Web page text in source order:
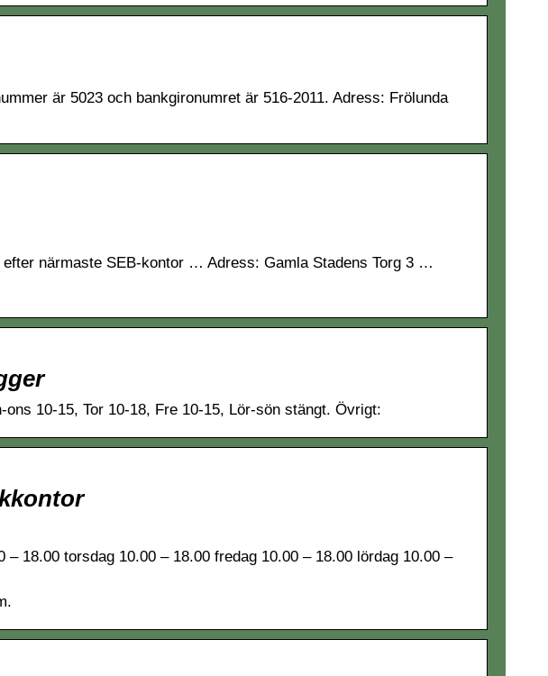
är 5023 och bankgironumret är 516-2011. Adress: Frölunda
närmaste SEB-kontor … Adress: Gamla Stadens Torg 3 …
10-15, Tor 10-18, Fre 10-15, Lör-sön stängt. Övrigt:
18.00 torsdag 10.00 – 18.00 fredag 10.00 – 18.00 lördag 10.00 –